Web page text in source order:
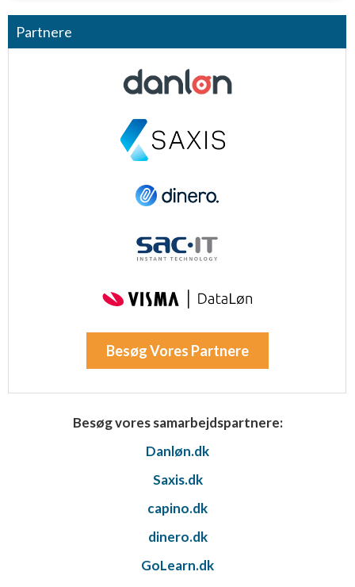
Partnere
Besøg Vores Partnere
Besøg vores samarbejdspartnere:
Danløn.dk
Saxis.dk
capino.dk
dinero.dk
GoLearn.dk